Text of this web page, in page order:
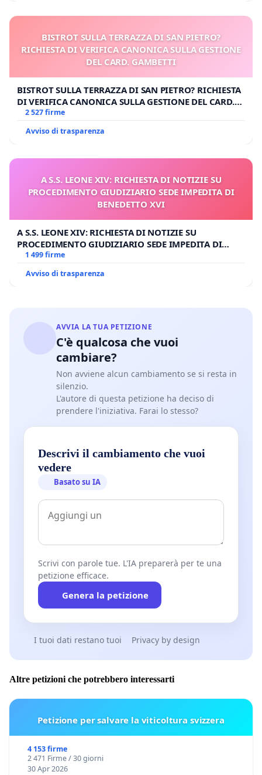
BISTROT SULLA TERRAZZA DI SAN PIETRO?
RICHIESTA DI VERIFICA CANONICA SULLA GESTIONE
DEL CARD. GAMBETTI
BISTROT SULLA TERRAZZA DI SAN PIETRO? RICHIESTA
DI VERIFICA CANONICA SULLA GESTIONE DEL CARD.
GAMBETTI
2 527 firme
Avviso di trasparenza
A S.S. LEONE XIV: RICHIESTA DI NOTIZIE SU
PROCEDIMENTO GIUDIZIARIO SEDE IMPEDITA DI
BENEDETTO XVI
A S.S. LEONE XIV: RICHIESTA DI NOTIZIE SU
PROCEDIMENTO GIUDIZIARIO SEDE IMPEDITA DI
BENEDETTO XVI
1 499 firme
Avviso di trasparenza
AVVIA LA TUA PETIZIONE
C'è qualcosa che vuoi
cambiare?
Non avviene alcun cambiamento se si resta in
silenzio.
L'autore di questa petizione ha deciso di
prendere l'iniziativa. Farai lo stesso?
Descrivi il cambiamento che vuoi
vedere
Basato su IA
Scrivi con parole tue. L'IA preparerà per te una
petizione efficace.
Genera la petizione
I tuoi dati restano tuoi Privacy by design
Altre petizioni che potrebbero interessarti
Petizione per salvare la viticoltura svizzera
4 153 firme
2 471 Firme / 30 giorni
30 Apr 2026